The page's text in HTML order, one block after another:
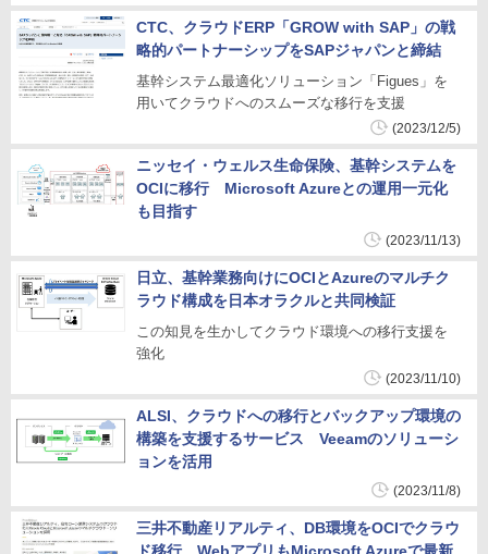
CTC、クラウドERP「GROW with SAP」の戦
略的パートナーシップをSAPジャパンと締結
基幹システム最適化ソリューション「Figues」を
用いてクラウドへのスムーズな移行を支援
(2023/12/5)
ニッセイ・ウェルス生命保険、基幹システムを
OCIに移行 Microsoft Azureとの運用一元化
も目指す
(2023/11/13)
日立、基幹業務向けにOCIとAzureのマルチク
ラウド構成を日本オラクルと共同検証
この知見を生かしてクラウド環境への移行支援を
強化
(2023/11/10)
ALSI、クラウドへの移行とバックアップ環境の
構築を支援するサービス Veeamのソリューシ
ョンを活用
(2023/11/8)
三井不動産リアルティ、DB環境をOCIでクラウ